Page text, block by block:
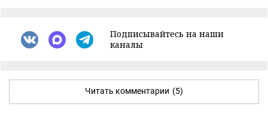
Подписывайтесь на наши
каналы
Читать комментарии (5)